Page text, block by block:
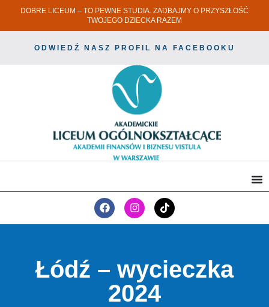
DOBRE LICEUM – TO PEWNE STUDIA. ZADBAJMY O PRZYSZŁOŚĆ
TWOJEGO DZIECKA RAZEM
ODWIEDŹ NASZ PROFIL NA FACEBOOKU
Łódź – wycieczka
2024